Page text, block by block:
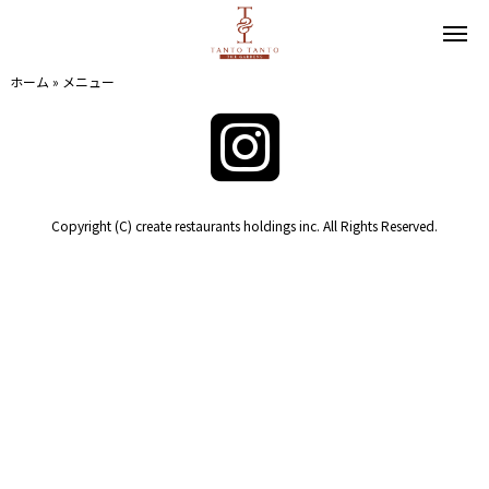
ホーム » メニュー
Copyright (C) create restaurants holdings inc. All Rights Reserved.